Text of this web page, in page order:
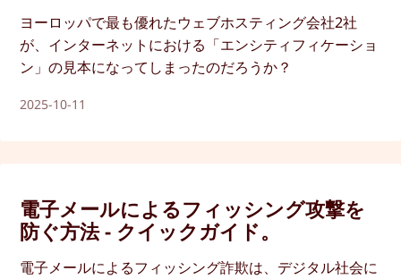
ヨーロッパで最も優れたウェブホスティング会社2社
が、インターネットにおける「エンシティフィケーショ
ン」の見本になってしまったのだろうか？
2025-10-11
電子メールによるフィッシング攻撃を
防ぐ方法 - クイックガイド。
電子メールによるフィッシング詐欺は、デジタル社会に